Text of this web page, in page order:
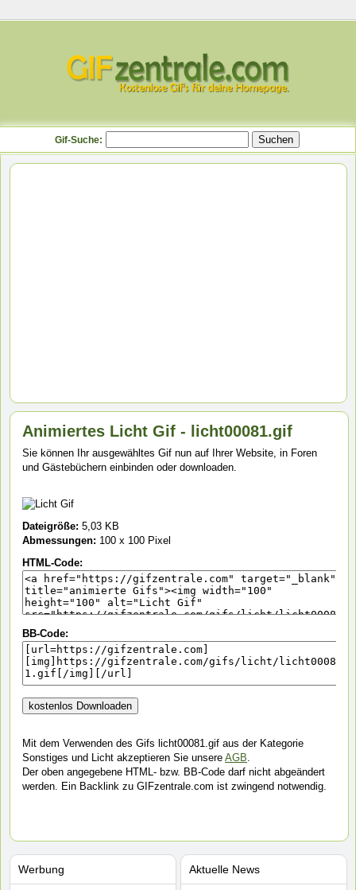
Gif-Suche:
Animiertes Licht Gif - licht00081.gif
Sie können Ihr ausgewähltes Gif nun auf Ihrer Website, in Foren
und Gästebüchern einbinden oder downloaden.
Dateigröße: 5,03 KB
Abmessungen: 100 x 100 Pixel
HTML-Code:
BB-Code:
Mit dem Verwenden des Gifs licht00081.gif aus der Kategorie
Sonstiges und Licht akzeptieren Sie unsere AGB.
Der oben angegebene HTML- bzw. BB-Code darf nicht abgeändert
werden. Ein Backlink zu GIFzentrale.com ist zwingend notwendig.
Aktuelle News
Werbung